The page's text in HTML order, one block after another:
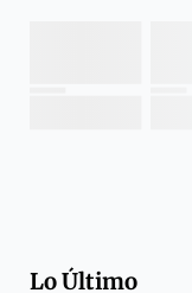
Lo Último